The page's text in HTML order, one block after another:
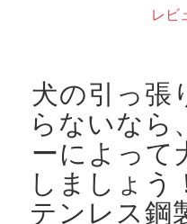
レビ
犬の引っ張
らないなら
ーによって
しましょう
テンレス鋼